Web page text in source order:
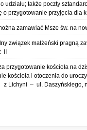
udziału; także poczty
o przygotowanie przyjęcia dla
zamawiać Msze św. na
związek małżeński pragną
przygotowanie kościoła na
kościoła i otoczenia do
Lichyni – ul. Daszyńskiego,